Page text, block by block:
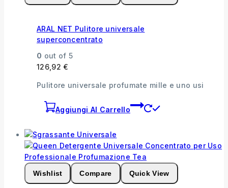
ARAL NET Pulitore universale
superconcentrato
0 out of 5
126,92 €
Pulitore universale profumate mille e uno usi
Aggiungi Al Carrello
Wishlist Compare Quick View